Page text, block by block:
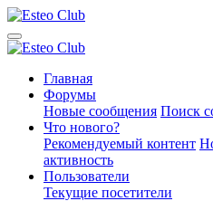
Главная
Форумы
Новые сообщения Поиск
Что нового?
Рекомендуемый контент
активность
Пользователи
Текущие посетители